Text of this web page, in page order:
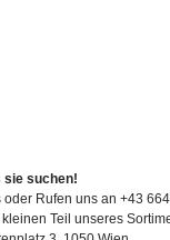
sie suchen!
oder Rufen uns an +43
Teil unseres